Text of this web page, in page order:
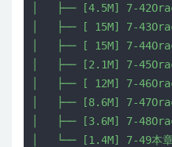
│   ├── [4.5M] 7-
│   ├── [ 15M] 7-
│   ├── [ 15M] 7-
│   ├── [2.1M] 7-
│   ├── [ 12M] 7-
│   ├── [8.6M] 7-
│   ├── [3.6M] 7-
│   └── [1.4M] 7-49本